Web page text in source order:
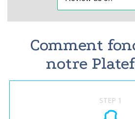
Comment
notre
STEP 1